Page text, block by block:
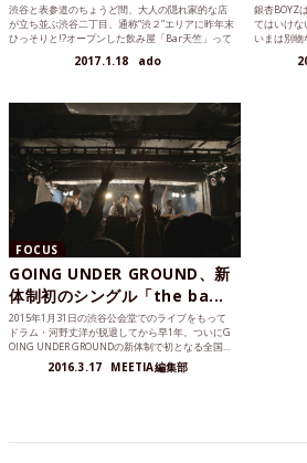
渋谷と表参道のちょうど間、大人の隠れ家的な店
が立ち並ぶ渋谷二丁目、通称“渋２”エリアに昨年末
ひっそりと!?オープンした飲み屋「Bar天竺」って
た名店を作ったのはあのお二人です。
2017.1.18 ado
銀杏BOYZ
てはいけな
いまは別物
FOCUS
GOING UNDER GROUND、新
体制初のシングル「the ba...
2015年1月31日の渋谷公会堂でのライブをもって
ドラム・河野丈洋が脱退してから早1年。ついにG
OING UNDER GROUNDの新体制で初となる全国...
2016.3.17 MEETIA編集部